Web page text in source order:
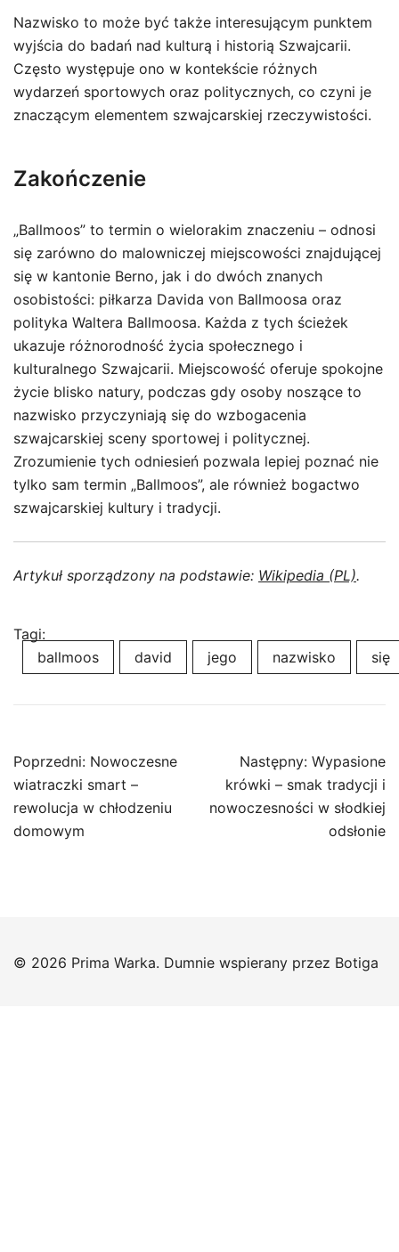
Nazwisko to może być także interesującym punktem
wyjścia do badań nad kulturą i historią Szwajcarii.
Często występuje ono w kontekście różnych
wydarzeń sportowych oraz politycznych, co czyni je
znaczącym elementem szwajcarskiej rzeczywistości.
Zakończenie
„Ballmoos” to termin o wielorakim znaczeniu – odnosi
się zarówno do malowniczej miejscowości znajdującej
się w kantonie Berno, jak i do dwóch znanych
osobistości: piłkarza Davida von Ballmoosa oraz
polityka Waltera Ballmoosa. Każda z tych ścieżek
ukazuje różnorodność życia społecznego i
kulturalnego Szwajcarii. Miejscowość oferuje spokojne
życie blisko natury, podczas gdy osoby noszące to
nazwisko przyczyniają się do wzbogacenia
szwajcarskiej sceny sportowej i politycznej.
Zrozumienie tych odniesień pozwala lepiej poznać nie
tylko sam termin „Ballmoos”, ale również bogactwo
szwajcarskiej kultury i tradycji.
Artykuł sporządzony na podstawie: Wikipedia (PL).
Tagi:
ballmoos
david jego nazwisko się
Nawigacja
wpisu
Poprzedni: Nowoczesne
wiatraczki smart –
rewolucja w chłodzeniu
domowym
Następny: Wypasione
krówki – smak tradycji i
nowoczesności w słodkiej
odsłonie
© 2026 Prima Warka. Dumnie wspierany przez Botiga